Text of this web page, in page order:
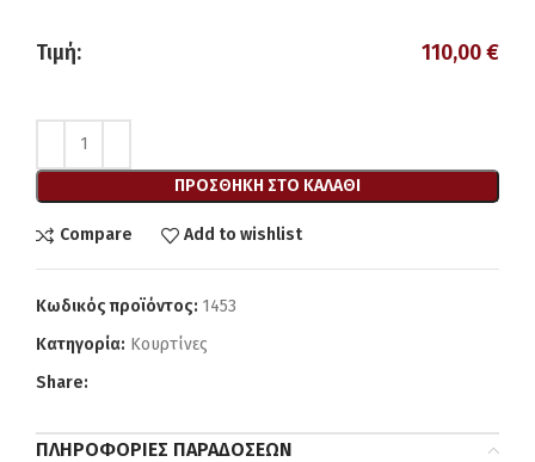
Τιμή: 110,00€
ΠΡΟΣΘΉΚΗ ΣΤΟ ΚΑΛΆΘΙ
Compare Add to wishlist
Κωδικός προϊόντος: 1453
Κατηγορία: Κουρτίνες
Share:
ΠΛΗΡΟΦΟΡΊΕΣ ΠΑΡΑΔΌΣΕΩΝ